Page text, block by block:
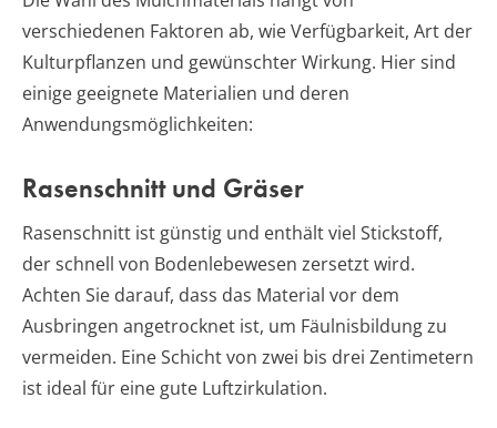
verschiedenen Faktoren ab, wie Verfügbarkeit, Art der
Kulturpflanzen und gewünschter Wirkung. Hier sind
einige geeignete Materialien und deren
Anwendungsmöglichkeiten:
Rasenschnitt und Gräser
Rasenschnitt ist günstig und enthält viel Stickstoff,
der schnell von Bodenlebewesen zersetzt wird.
Achten Sie darauf, dass das Material vor dem
Ausbringen angetrocknet ist, um Fäulnisbildung zu
vermeiden. Eine Schicht von zwei bis drei Zentimetern
ist ideal für eine gute Luftzirkulation.